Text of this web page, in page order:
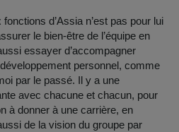
d’Assia n’est pas pour lui
le bien-être de l’équipe en
essayer d’accompagner
personnel, comme
par le passé. Il y a une
avec chacune et chacun, pour
à donner à une carrière, en
de la vision du groupe par